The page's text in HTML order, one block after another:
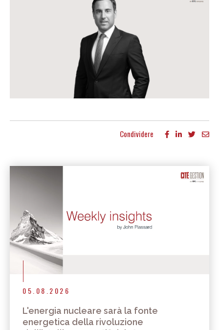
Condividere
05.08.2026
L'energia nucleare sarà la fonte
energetica della rivoluzione